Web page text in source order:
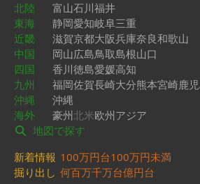
北陸
富山石川福井
東海
静岡愛知岐阜三重
近畿
滋賀京都大阪兵庫奈良和歌山
中国
岡山広島鳥取島根山口
四国
香川徳島愛媛高知
九州
福岡佐賀長崎大分熊本宮崎鹿
沖縄
沖縄
海外
豪州北米欧州アジア
地図で探す
新着情報 100万円台100万円未満
掘り出し 何百万千万台億円台